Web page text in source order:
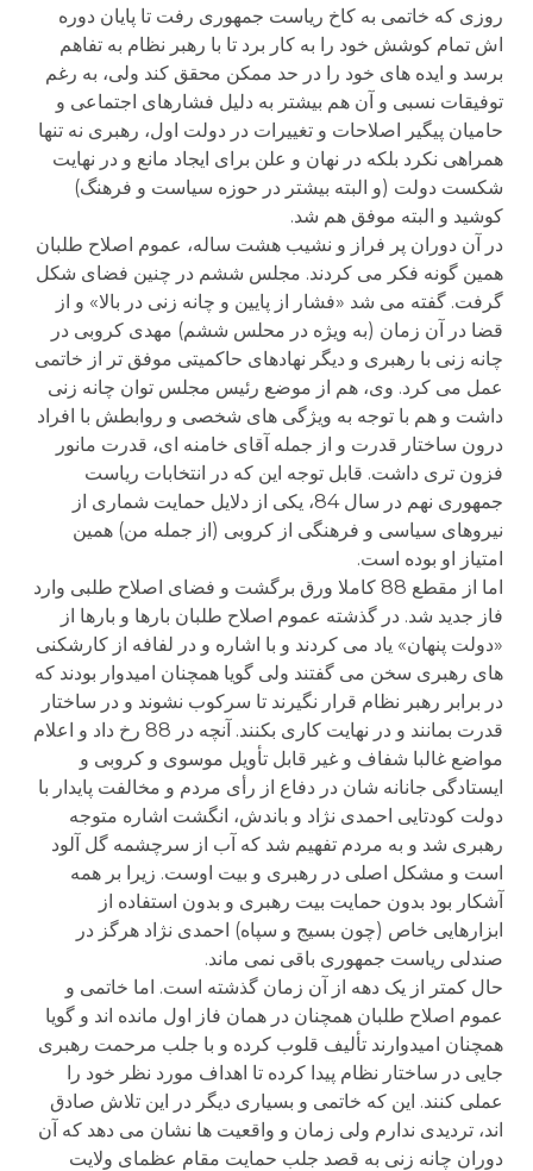
روزی که خاتمی به کاخ ریاست جمهوری رفت تا پایان دوره
اش تمام کوشش خود را به کار برد تا با رهبر نظام به تفاهم
برسد و ایده های خود را در حد ممکن محقق کند ولی، به رغم
توفیقات نسبی و آن هم بیشتر به دلیل فشارهای اجتماعی و
حامیان پیگیر اصلاحات و تغییرات در دولت اول، رهبری نه تنها
همراهی نکرد بلکه در نهان و علن برای ایجاد مانع و در نهایت
شکست دولت (و البته بیشتر در حوزه سیاست و فرهنگ)
کوشید و البته موفق هم شد.
در آن دوران پر فراز و نشیب هشت ساله، عموم اصلاح طلبان
همین گونه فکر می کردند. مجلس ششم در چنین فضای شکل
گرفت. گفته می شد «فشار از پایین و چانه زنی در بالا» و از
قضا در آن زمان (به ویژه در محلس ششم) مهدی کروبی در
چانه زنی با رهبری و دیگر نهادهای حاکمیتی موفق تر از خاتمی
عمل می کرد. وی، هم از موضع رئیس مجلس توان چانه زنی
داشت و هم با توجه به ویژگی های شخصی و روابطش با افراد
درون ساختار قدرت و از جمله آقای خامنه ای، قدرت مانور
فزون تری داشت. قابل توجه این که در انتخابات ریاست
جمهوری نهم در سال 84، یکی از دلایل حمایت شماری از
نیروهای سیاسی و فرهنگی از کروبی (از جمله من) همین
امتیاز او بوده است.
اما از مقطع 88 کاملا ورق برگشت و فضای اصلاح طلبی وارد
فاز جدید شد. در گذشته عموم اصلاح طلبان بارها و بارها از
«دولت پنهان» یاد می کردند و با اشاره و در لفافه از کارشکنی
های رهبری سخن می گفتند ولی گویا همچنان امیدوار بودند که
در برابر رهبر نظام قرار نگیرند تا سرکوب نشوند و در ساختار
قدرت بمانند و در نهایت کاری بکنند. آنچه در 88 رخ داد و اعلام
مواضع غالبا شفاف و غیر قابل تأویل موسوی و کروبی و
ایستادگی جانانه شان در دفاع از رأی مردم و مخالفت پایدار با
دولت کودتایی احمدی نژاد و باندش، انگشت اشاره متوجه
رهبری شد و به مردم تفهیم شد که آب از سرچشمه گل آلود
است و مشکل اصلی در رهبری و بیت اوست. زیرا بر همه
آشکار بود بدون حمایت بیت رهبری و بدون استفاده از
ابزارهایی خاص (چون بسیج و سپاه) احمدی نژاد هرگز در
صندلی ریاست جمهوری باقی نمی ماند.
حال کمتر از یک دهه از آن زمان گذشته است. اما خاتمی و
عموم اصلاح طلبان همچنان در همان فاز اول مانده اند و گویا
همچنان امیدوارند تألیف قلوب کرده و با جلب مرحمت رهبری
جایی در ساختار نظام پیدا کرده تا اهداف مورد نظر خود را
عملی کنند. این که خاتمی و بسیاری دیگر در این تلاش صادق
اند، تردیدی ندارم ولی زمان و واقعیت ها نشان می دهد که آن
دوران چانه زنی به قصد جلب حمایت مقام عظمای ولایت